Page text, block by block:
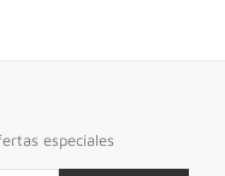
especiales